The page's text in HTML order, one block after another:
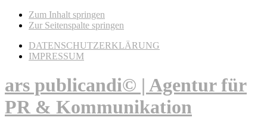
Zum Inhalt springen
Zur Seitenspalte springen
DATENSCHUTZERKLÄRUNG
IMPRESSUM
ars publicandi© | Agentur für
PR & Kommunikation